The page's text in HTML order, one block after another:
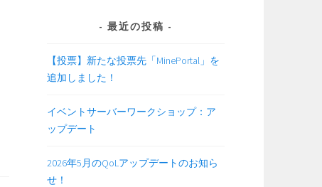
最近の投稿
【投票】新たな投票先「MinePortal」を
追加しました！
イベントサーバーワークショップ：ア
ップデート
2026年5月のQoLアップデートのお知ら
せ！